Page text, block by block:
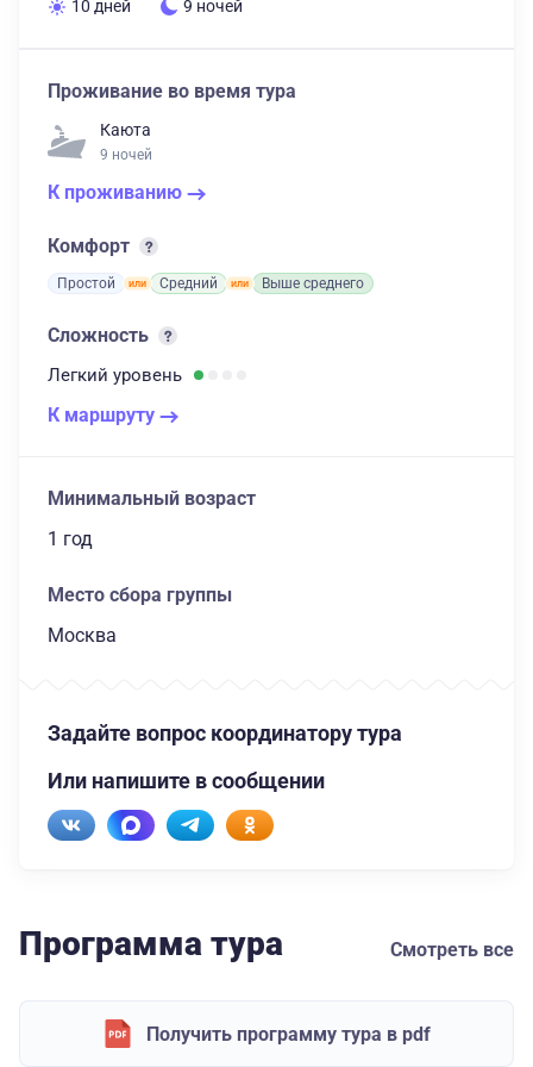
10 дней 9 ночей
Проживание во время тура
Каюта
9 ночей
К проживанию
Комфорт
Простой Средний Выше среднего
Сложность
Легкий уровень
К маршруту
Минимальный возраст
1 год
Место сбора группы
Москва
Задайте вопрос координатору тура
Или напишите в сообщении
Программа тура Смотреть все
Получить программу тура в pdf